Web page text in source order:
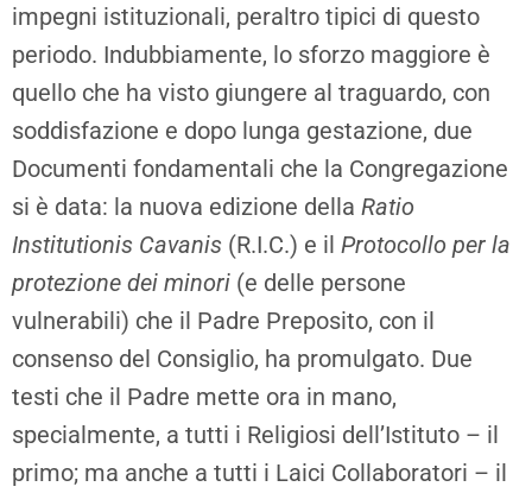
impegni istituzionali, peraltro tipici di questo
periodo. Indubbiamente, lo sforzo maggiore è
quello che ha visto giungere al traguardo, con
soddisfazione e dopo lunga gestazione, due
Documenti fondamentali che la Congregazione
si è data: la nuova edizione della Ratio
Institutionis Cavanis (R.I.C.) e il Protocollo per la
protezione dei minori (e delle persone
vulnerabili) che il Padre Preposito, con il
consenso del Consiglio, ha promulgato. Due
testi che il Padre mette ora in mano,
specialmente, a tutti i Religiosi dell’Istituto – il
primo; ma anche a tutti i Laici Collaboratori – il